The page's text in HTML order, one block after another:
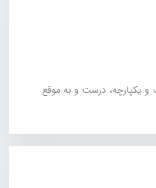
و یکپارچه، درست و به موقع